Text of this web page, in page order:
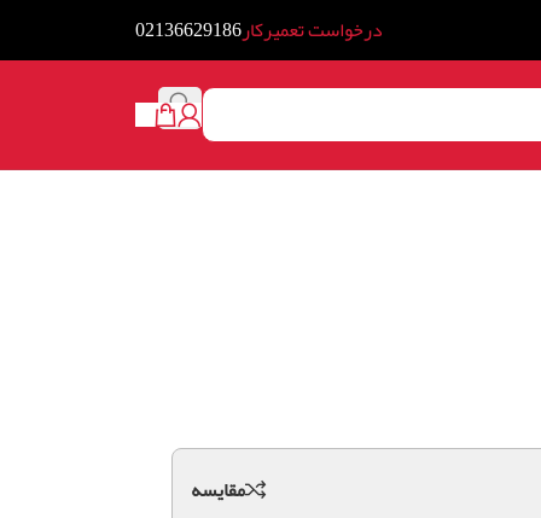
درخواست تعمیرکار02136629186
مقايسه